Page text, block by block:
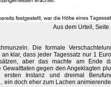
Aus dem Urteil, Seite
Die formale
klar, dass jeder Tagessatz nur 1
aber das machte am
gegen den Angeklagten
ersten Instanz und dreimal
ein doch eher zum Lachen